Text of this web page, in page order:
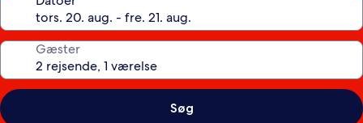
Gæster
Søg